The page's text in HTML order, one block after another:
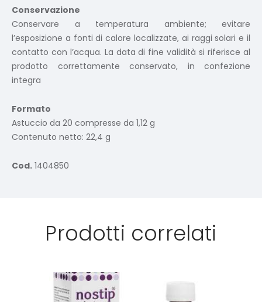
Conservazione
Conservare a temperatura ambiente; evitare
l’esposizione a fonti di calore localizzate, ai raggi solari e il
contatto con l’acqua. La data di fine validità si riferisce al
prodotto correttamente conservato, in confezione
integra
Formato
Astuccio da 20 compresse da 1,12 g
Contenuto netto: 22,4 g
Cod. 1404850
Prodotti correlati